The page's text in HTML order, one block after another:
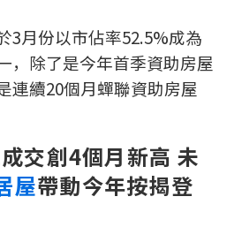
3月份以市佔率52.5%成為
，除了是今年首季資助房屋
連續20個月蟬聯資助房屋
交創4個月新高 未
屋帶動今年按揭登